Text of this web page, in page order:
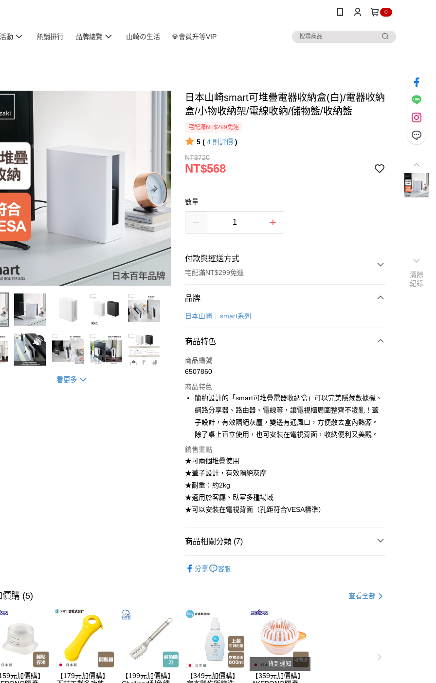
0
動 熱銷排行 品牌總覽 山崎の生活 💎會員升等VIP
看更多
日本山崎smart可堆疊電器收納盒(白)/電器收納
盒/小物收納架/電線收納/儲物籃/收納籃
宅配滿NT$299免運
5 ( 4 則評價 )
NT$720
NT$568
數量
付款與運送方式
宅配滿NT$299免運
付款方式
信用卡一次付款
悠遊付
Google Pay
全盈+PAY
大哥付你分期
相關說明
【大哥付你分期使用說明】
1.本服務由台灣大哥大提供，台灣大哥大用戶可立即使用無須另外申請。
2.付款方式選擇「大哥付你分期」，訂單成立後會自動跳轉到大哥付的交易
流程，驗證手機門號後，選擇欲分期的期數、繳款截止日，確認付款後即
3.實際核准額度、可分期數及費用金額請依後續交易確認頁面所載為準。
4.訂單成立30分鐘內，如未前往確認交易或遇審核未通過，訂單將自動取
消。如遇「轉專審核」未通過狀況，表示未達大哥付你分期系統評分，恕
無法說明評估內容。
醒簡訊。
用戶於交易時，得透過本服務購買商品或服務，並由商店將買賣／分期付
2.基於同意付款使用「大哥付你分期」之契約關係目的，商店將以您的個人
資料（包含姓名、電話或地址）提供予台灣大哥大進項蒐集、處理及利
用，由本公司與您本人進行分期帳單所需資料之確認、核對及更正。
3.完整用戶服務條款，請詳閱以下連結：https://oppay.tw/userRule
ATM付款
運送方式
宅配【父親節大回饋】限時$299免運
每筆NT$150，滿NT$299(含以上)免運費
品牌
日本山崎 smart系列
商品特色
商品編號
6507860
商品特色
簡約設計的「smart可堆疊電器收納盒」可以完美隱藏數據機、
網路分享器、路由器、電線等，讓電視櫃周圍整齊不凌亂！蓋
子設計，有效隔絕灰塵，雙邊有通風口，方便散去盒內熱源。
除了桌上直立使用，也可安裝在電視背面，收納便利又美觀。
銷售重點
★可兩個堆疊使用
★蓋子設計，有效隔絕灰塵
★耐重：約2kg
★適用於客廳、臥室多種場域
★可以安裝在電視背面（孔距符合VESA標準）
商品相關分類 (7)
▶父親節下殺5折up｜官網獨家只
【🎉歡慶父親節 瘋殺5折up】 ▶大人氣！父親節熱銷排行榜！
【本月主打】 ▶日本熱銷補貨到$299up
【🎉歡慶父親節 瘋殺5折up】
▶【限時加價購$159up】官網獨
家搶購！
【🎉歡慶父親節 瘋殺5折up】 ▶歡慶父親節 ，全館瘋殺5折up
分享 客服
價購 (5) 查看全部
元加價購】
【179元加價購】
【199元加價購】
【349元加價購】
貨到通知
【359元加價購】
清除
紀錄